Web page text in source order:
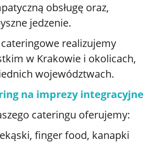
obsługę oraz,
jedzenie.
cateringowe realizujemy
w Krakowie i okolicach,
województwach.
na imprezy integracyjne
cateringu oferujemy:
finger food, kanapki